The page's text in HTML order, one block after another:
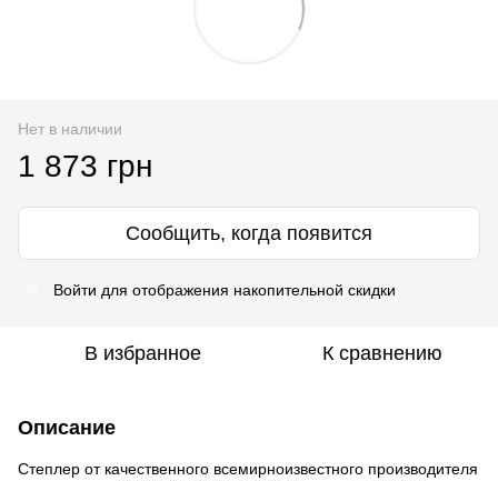
Нет в наличии
1 873 грн
Сообщить, когда появится
Войти для отображения накопительной скидки
В избранное К сравнению
Описание
Степлер от качественного всемирноизвестного производителя